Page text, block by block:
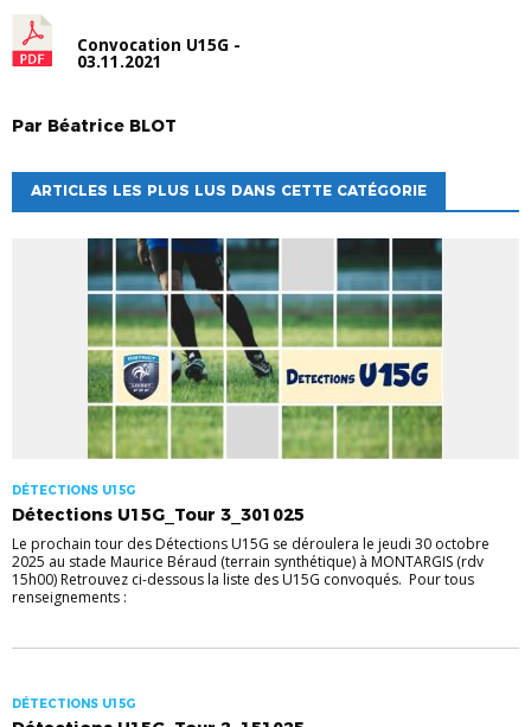
Convocation U15G -
03.11.2021
Par Béatrice BLOT
ARTICLES LES PLUS LUS DANS CETTE CATÉGORIE
DÉTECTIONS U15G
Détections U15G_Tour 3_301025
Le prochain tour des Détections U15G se déroulera le jeudi 30 octobre
2025 au stade Maurice Béraud (terrain synthétique) à MONTARGIS (rdv
15h00) Retrouvez ci-dessous la liste des U15G convoqués. Pour tous
renseignements :
DÉTECTIONS U15G